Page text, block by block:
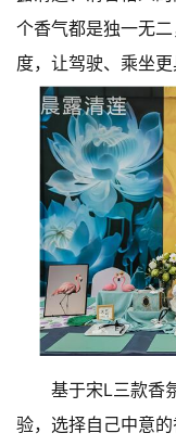
个香气都是独一无
度，让驾驶、乘坐更
基于宋L三款香
验，选择自己中意